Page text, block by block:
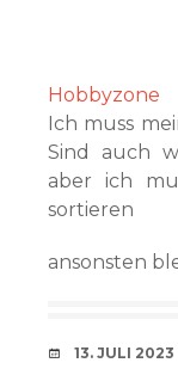
Hobbyzone
Ich muss
Sind auch
aber ich
sortieren
ansonsten
13. JULI 2023